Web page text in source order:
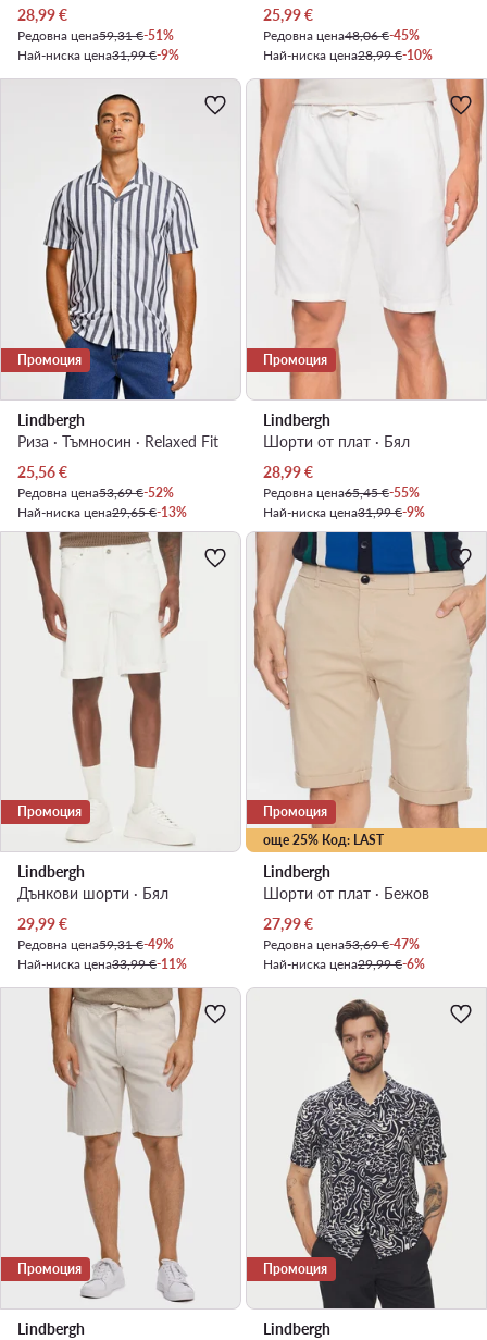
Актуална цена
28,99€
Редовна цена59,31 €-51%
Най-ниска цена31,99 €-9%
Актуална цена
25,99€
Редовна цена48,06 €-45%
Най-ниска цена28,99 €-10%
Промоция
Lindbergh
Риза · Тъмносин · Relaxed Fit
Актуална цена
25,56€
Редовна цена53,69 €-52%
Най-ниска цена29,65 €-13%
Промоция
Lindbergh
Шорти от плат · Бял
Актуална цена
28,99€
Редовна цена65,45 €-55%
Най-ниска цена31,99 €-9%
Промоция
Lindbergh
Дънкови шорти · Бял
Актуална цена
29,99€
Редовна цена59,31 €-49%
Най-ниска цена33,99 €-11%
още 25% Код: LAST
Промоция
Lindbergh
Шорти от плат · Бежов
Актуална цена
27,99€
Редовна цена53,69 €-47%
Най-ниска цена29,99 €-6%
Промоция
Lindbergh
Промоция
Lindbergh